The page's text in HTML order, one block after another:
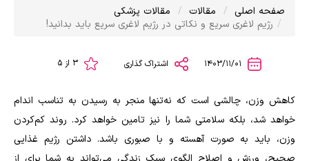
صفحه اصلی مقالات
مقالات پزشکی
رژیم لاغری سریع و نکاتی در رژیم لاغری سریع باید بدانید!
اشتراک گذاری
کاهش وزن، چالشی است که نه‌تنها منجر به رسیدن به تناسب اندام
خواهد شد، بلکه سلامتی شما را نیز تامین خواهد کرد. روند کم‌کردن
وزن، باید به صورت آهسته و با صبوری باشد. داشتن رژیم غذایی